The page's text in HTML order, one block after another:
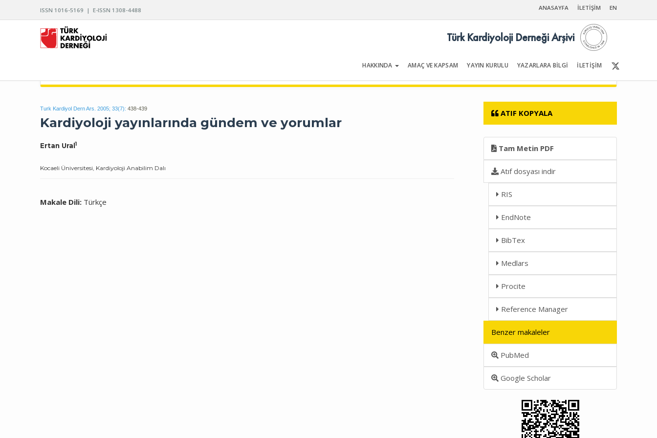
ISSN 1016-5169 | E-ISSN 1308-4488 ANASAYFA İLETİŞİM EN
HAKKINDA AMAÇ VE KAPSAM YAYIN KURULU YAZARLARA BİLGİ İLETİŞİM
Türk Kardiyoloji Derneği Arşivi
Turk Kardiyol Dern Ars. 2005; 33(7): 438-439
Kardiyoloji yayınlarında gündem ve yorumlar
Ertan Ural 1
Kocaeli Üniversitesi, Kardiyoloji Anabilim Dalı
Makale Dili: Türkçe
ATIF KOPYALA
Tam Metin PDF
Atıf dosyası indir
RIS
EndNote
BibTex
Medlars
Procite
Reference Manager
Benzer makaleler
PubMed
Google Scholar